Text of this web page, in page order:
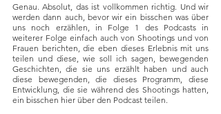
Genau. Absolut, das ist vollkommen richtig. Und wir
werden dann auch, bevor wir ein bisschen was über
uns noch erzählen, in Folge 1 des Podcasts in
weiterer Folge einfach auch von Shootings und von
Frauen berichten, die eben dieses Erlebnis mit uns
teilen und diese, wie soll ich sagen, bewegenden
Geschichten, die sie uns erzählt haben und auch
diese bewegenden, die dieses Programm, diese
Entwicklung, die sie während des Shootings hatten,
ein bisschen hier über den Podcast teilen.